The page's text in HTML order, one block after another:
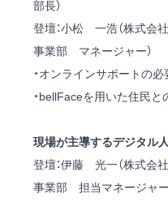
部長）
登壇：小松 一浩（株式会
事業部 マネージャー）
・オンラインサポートの
・bellFaceを用いた住民
現場が主導するデジタル
登壇：伊藤 光一（株式会
事業部 担当マネージャー